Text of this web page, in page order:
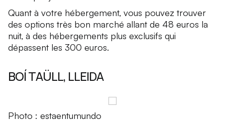
Quant à votre hébergement, vous pouvez trouver
des options très bon marché allant de 48 euros la
nuit, à des hébergements plus exclusifs qui
dépassent les 300 euros.
BOÍ TAÜLL, LLEIDA
Photo : estaentumundo